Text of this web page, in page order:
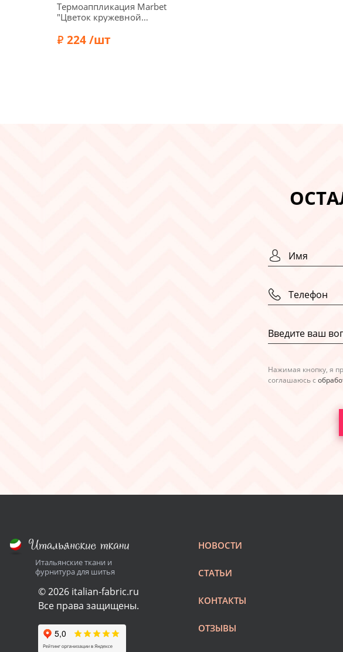
Термоаппликация Marbet
"Цветок кружевной
см, 569527.A
224 /шт
Нажимая кнопку, я
соглашаюсь с
Итальянские ткани и
фурнитура для шитья
© 2026 italian-fabric.ru
Все права защищены.
НОВОСТИ
СТАТЬИ
КОНТАКТЫ
ОТЗЫВЫ